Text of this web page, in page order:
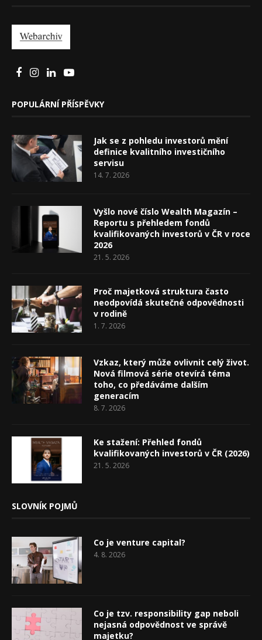
POPULÁRNÍ PŘÍSPĚVKY
Jak se z pohledu investorů mění
definice kvalitního investičního
servisu
14. 7. 2026
Vyšlo nové číslo Wealth Magazín –
Reportu s přehledem fondů
kvalifikovaných investorů v ČR v roce
2026
21. 5. 2026
Proč majetková struktura často
neodpovídá skutečné odpovědnosti
v rodině
1. 7. 2026
Vzkaz, který může ovlivnit celý život.
Nová filmová série otevírá téma
toho, co předáváme dalším
generacím
8. 7. 2026
Ke stažení: Přehled fondů
kvalifikovaných investorů v ČR (2026)
21. 5. 2026
SLOVNÍK POJMŮ
Co je venture capital?
4. 8. 2026
Co je tzv. responsibility gap neboli
nejasná odpovědnost ve správě
majetku?